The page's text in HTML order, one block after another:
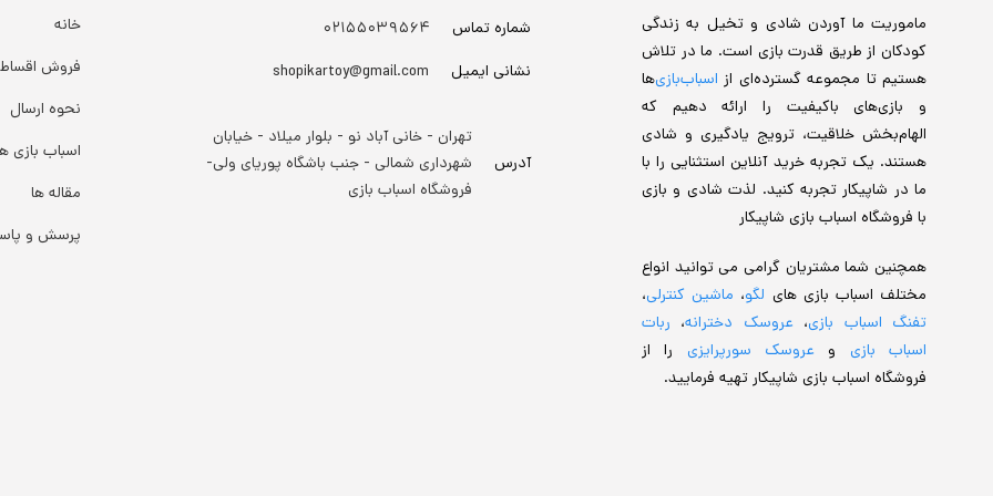
ماموریت ما آوردن شادی و تخیل به زندگی
کودکان از طریق قدرت بازی است. ما در تلاش
هستیم تا مجموعه گسترده‌ای از اسباب‌بازی‌ها
و بازی‌های باکیفیت را ارائه دهیم که
الهام‌بخش خلاقیت، ترویج یادگیری و شادی
هستند. یک تجربه خرید آنلاین استثنایی را با
ما در شاپیکار تجربه کنید. لذت شادی و بازی
با فروشگاه اسباب بازی شاپیکار
همچنین شما مشتریان گرامی می توانید انواع
مختلف اسباب بازی های لگو، ماشین کنترلی،
تفنگ اسباب بازی، عروسک دخترانه، ربات
اسباب بازی و عروسک سورپرایزی را از
فروشگاه اسباب بازی شاپیکار تهیه فرمایید.
شماره تماس
۰۲۱۵۵۰۳۹۵۶۴
نشانی ایمیل
shopikartoy@gmail.com
آدرس
تهران - خانی آباد نو - بلوار میلاد - خیابان
شهرداری شمالی - جنب باشگاه پوریای ولی-
فروشگاه اسباب بازی
خانه
فروش
نحوه ارسال
اسباب بازی
مقاله ها
پرسش و